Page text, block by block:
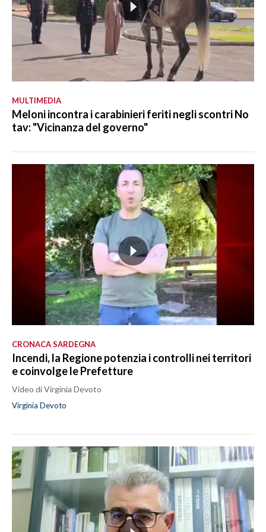
MULTIMEDIA
Meloni incontra i carabinieri feriti negli scontri No
tav: "Vicinanza del governo"
CRONACA SARDEGNA
Incendi, la Regione potenzia i controlli nei territori
e coinvolge le Prefetture
Video di Virginia Devoto
Virginia Devoto